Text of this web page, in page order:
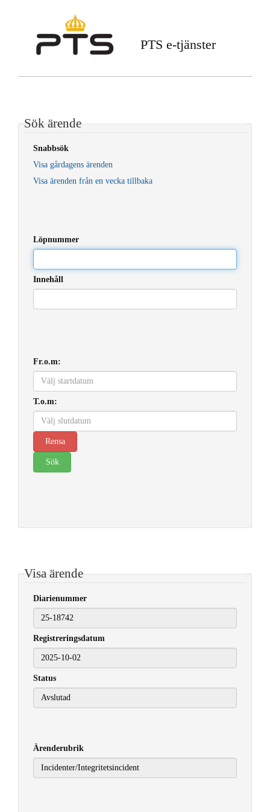
PTS e-tjänster
Sök ärende
Snabbsök
Visa gårdagens ärenden
Visa ärenden från en vecka tillbaka
Löpnummer
Innehåll
Fr.o.m:
T.o.m:
Visa ärende
Diarienummer
Registreringsdatum
2025-10-02
Status
Ärenderubrik